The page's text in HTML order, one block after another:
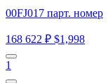
00FJ017 парт. номер
168 622 ₽ $1,998
1